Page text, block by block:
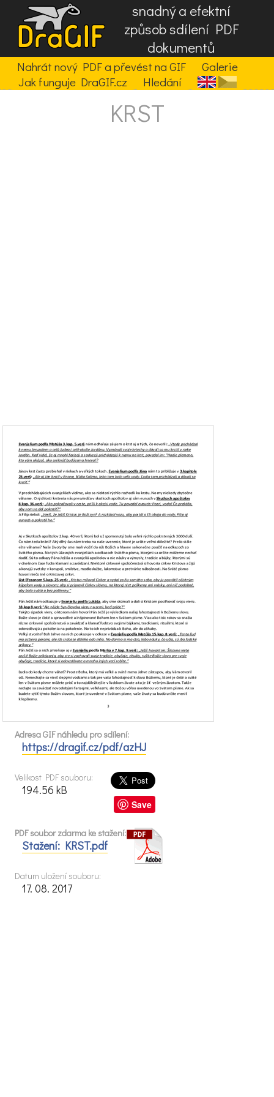
snadný a efektní
způsob sdílení PDF
dokumentů
Nahrát nový PDF a převést na GIF
Galerie
Jak funguje DraGIF.cz
Hledání
KRST
Adresa GIF náhledu pro sdílení:
https://dragif.cz/pdf/azHJ
Save
Velikost PDF souboru:
194.56 kB
PDF soubor zdarma ke stažení:
Stažení: KRST.pdf
Datum uložení souboru:
17. 08. 2017